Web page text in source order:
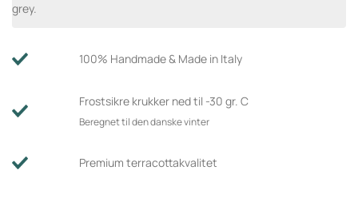
grey.
100% Handmade & Made in Italy
Frostsikre krukker ned til -30 gr. C
Beregnet til den danske vinter
Premium terracottakvalitet